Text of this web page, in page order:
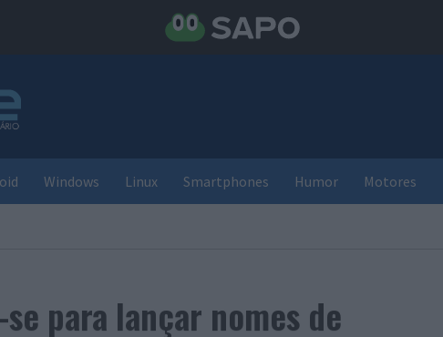
Windows Linux Smartphones Humor Motores
para lançar nomes de